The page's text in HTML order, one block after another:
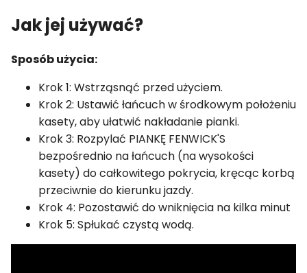
Jak jej używać?
Sposób użycia:
Krok 1: Wstrząsnąć przed użyciem.
Krok 2: Ustawić łańcuch w środkowym położeniu
kasety, aby ułatwić nakładanie pianki.
Krok 3: Rozpylać PIANKĘ FENWICK'S
bezpośrednio na łańcuch (na wysokości
kasety) do całkowitego pokrycia, kręcąc korbą
przeciwnie do kierunku jazdy.
Krok 4: Pozostawić do wniknięcia na kilka minut
Krok 5: Spłukać czystą wodą.